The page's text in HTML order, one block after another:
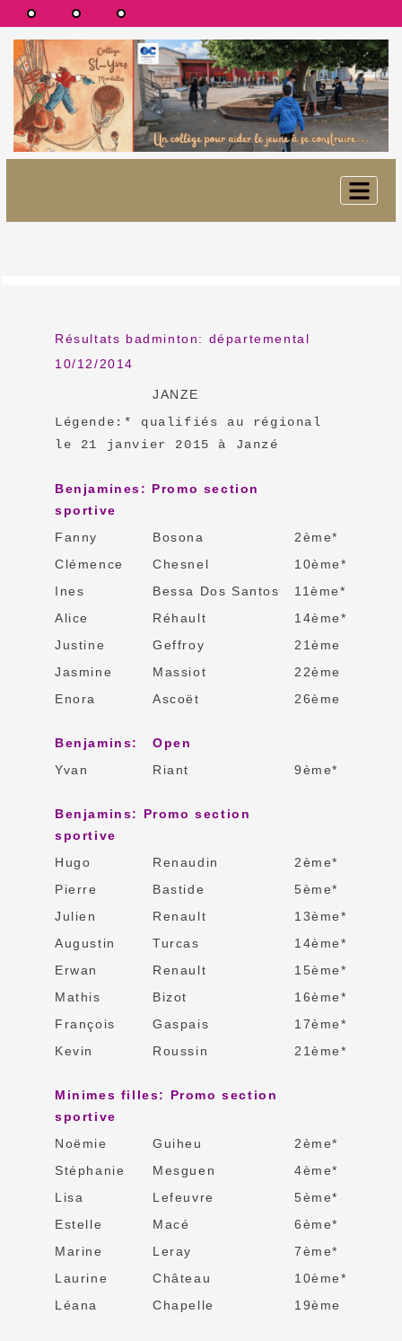
Résultats badminton: départemental
10/12/2014
JANZE
Légende:* qualifiés au régional
le 21 janvier 2015 à Janzé
Benjamines: Promo section
sportive
Fanny
Bosona
2ème*
Clémence
Chesnel
10ème*
Ines
Bessa Dos Santos
11ème*
Alice
Réhault
14ème*
Justine
Geffroy
21ème
Jasmine
Massiot
22ème
Enora
Ascoët 26ème
Benjamins:
Open
Yvan
Riant 9ème*
Benjamins: Promo section
sportive
Hugo
Renaudin
2ème*
Pierre
Bastide
5ème*
Julien
Renault
13ème*
Augustin
Turcas
14ème*
Erwan
Renault
15ème*
Mathis
Bizot
16ème*
François
Gaspais
17ème*
Kevin
Roussin 21ème*
Minimes filles: Promo section
sportive
Noëmie
Guiheu
2ème*
Stéphanie
Mesguen
4ème*
Lisa
Lefeuvre
5ème*
Estelle
Macé
6ème*
Marine
Leray
7ème*
Laurine
Château
10ème*
Léana
Chapelle 19ème